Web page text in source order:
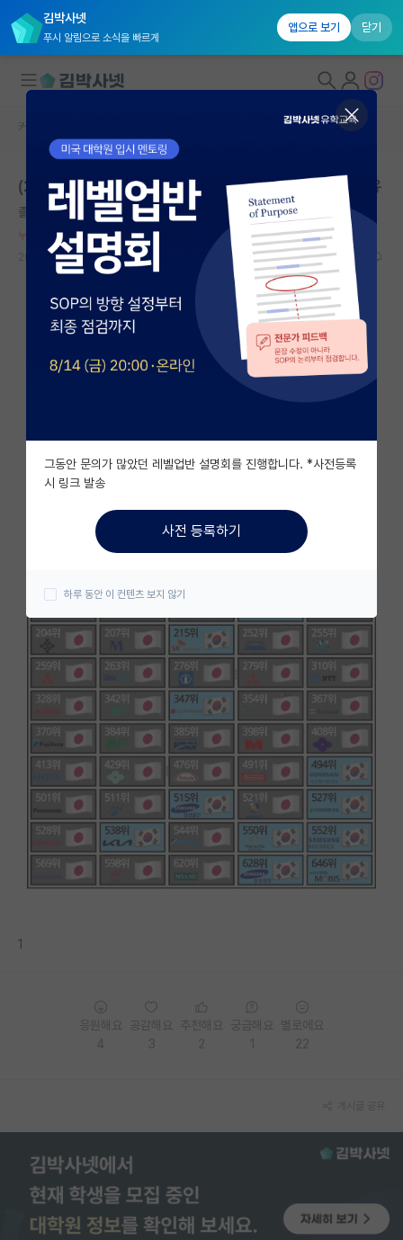
김박사넷
푸시 알림으로 소식을 빠르게
앱으로 보기 닫기
대학원생 모집
국내대학원 정보
연구실&오픈랩
커뮤니티
커뮤니티 홈
전체글보기
베스트 게시판
자유 게시판(아무개랩)
미국 유학 게시판
미국 대학원 합격 후기 게시판
대학원생 모집 게시판
연구실(PI) 홍보 게시판
석박사 채용 정보 게시판
임용 정보 게시판
학부 인턴 게시판
취업 게시판
임용 후기 게시판
PI 전용 게시판
인문사회 계열 게시판
이벤트
반도체 아카데미
재팬라운지 🌸
커뮤니티 홈
(2) 여자들이 사회생활, 연구에 안맞는다고 생각하는 이유
졸린 에이다 러브레이스
누적 신고가 20개 이상인 사용자입니다.
2026.05.17
8 2238
1
그동안 문의가 많았던 레벨업반 설명회를 진행합니다. *사전등록
시 링크 발송
사전 등록하기
하루 동안 이 컨텐츠 보지 않기